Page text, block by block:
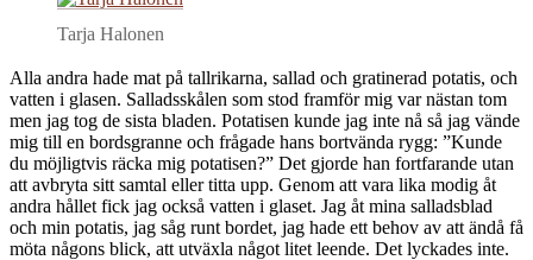
Tarja Halonen
Alla andra hade mat på tallrikarna, sallad och gratinerad potatis, och
vatten i glasen. Salladsskålen som stod framför mig var nästan tom
men jag tog de sista bladen. Potatisen kunde jag inte nå så jag vände
mig till en bordsgranne och frågade hans bortvända rygg: ”Kunde
du möjligtvis räcka mig potatisen?” Det gjorde han fortfarande utan
att avbryta sitt samtal eller titta upp. Genom att vara lika modig åt
andra hållet fick jag också vatten i glaset. Jag åt mina salladsblad
och min potatis, jag såg runt bordet, jag hade ett behov av att ändå få
möta någons blick, att utväxla något litet leende. Det lyckades inte.